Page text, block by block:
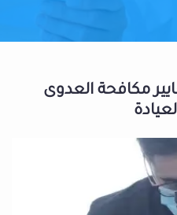
مكافحة العدوى